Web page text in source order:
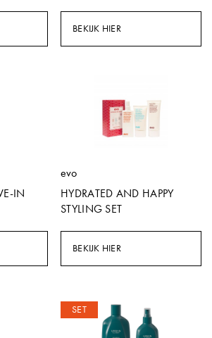
BEKIJK HIER
IN
evo
HYDRATED AND HAPPY
STYLING SET
BEKIJK HIER
SET